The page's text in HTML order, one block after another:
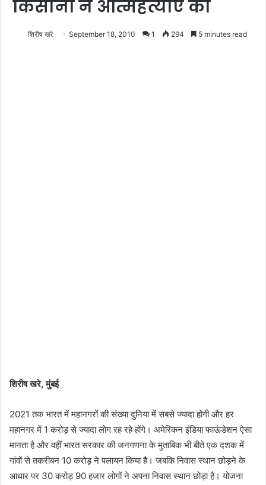
किसानों ने आत्महत्याएं की
शिरीष खरे September 18, 2010 1 294 5 minutes read
शिरीष खरे, मुंबई
2021 तक भारत में महानगरों की संख्या दुनिया में सबसे ज्यादा होगी और हर
महानगर में 1 करोड़ से ज्यादा लोग रह रहे होंगे। अमेरिकन इंडिया फाऊंडेशन ऐसा
मानता है और वहीं भारत सरकार की जनगणना के मुताबिक भी बीते एक दशक में
गांवों से तकरीबन 10 करोड़ ने पलायन किया है। जबकि निवास स्थान छोड़ने के
आधार पर 30 करोड़ 90 हजार लोगों ने अपना निवास स्थान छोड़ा है। योजना